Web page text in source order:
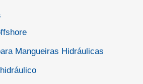
Mangueiras Hidráulicas